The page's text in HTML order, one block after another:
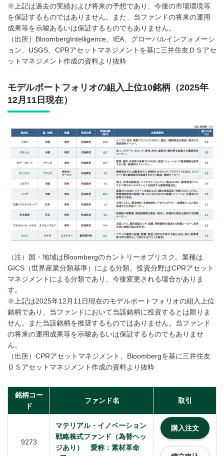
※上記は過去の実績および将来の予想であり、今後の市場環境等
を保証するものではありません。また、当ファンドの将来の運用
成果等を示唆あるいは保証するものでもありません。
（出所）BloombergIntelligence、IEA、グローバルインフォメーシ
ョン、USGS、CPRアセットマネジメントを基に三井住友ＤＳアセ
ットマネジメント作成の資料より抜粋
モデルポートフォリオの組入上位10銘柄（2025年
12月11日現在）
（注）国・地域はBloombergのカントリーオブリスク。業種は
GICS（世界産業分類基準）による分類。投資分野はCPRアセット
マネジメントによる分類であり、今後変更される場合がありま
す。
※上記は2025年12月11日現在のモデルポートフォリオの組入上位
銘柄であり、当ファンドにおいて当該銘柄に投資するとは限りま
せん。また当該銘柄を推奨するものではありません。当ファンド
の将来の運用成果等を示唆あるいは保証するものでもありませ
ん。
（出所）CPRアセットマネジメント、Bloombergを基に三井住友
ＤＳアセットマネジメント作成の資料より抜粋
銘柄コー
ド
ファンド名 取引
9273
マテリアル・イノベーション
戦略株式ファンド（為替ヘッ
ジあり） 愛称：素材革命
購入注文